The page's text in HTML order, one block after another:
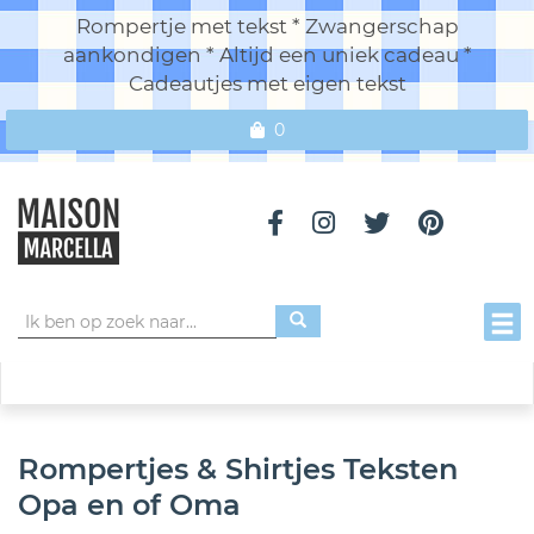
Rompertje met tekst * Zwangerschap
aankondigen * Altijd een uniek cadeau *
Cadeautjes met eigen tekst
0
Rompertjes & Shirtjes Teksten
Opa en of Oma